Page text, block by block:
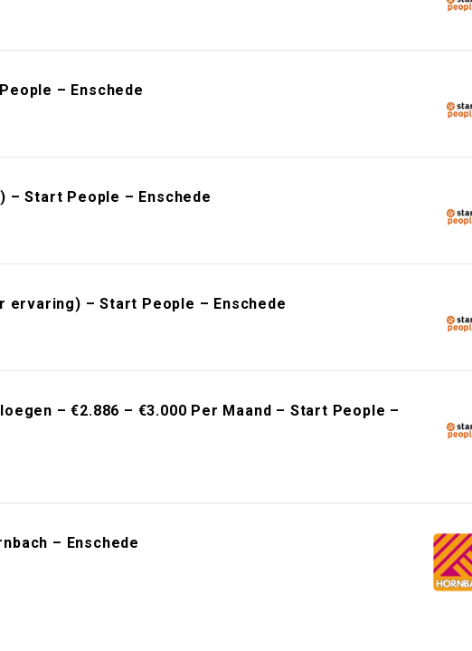
– Enschede
– Start People – Enschede
ervaring) – Start People – Enschede
– €2.886 – €3.000 Per Maand – Start People –
– Enschede